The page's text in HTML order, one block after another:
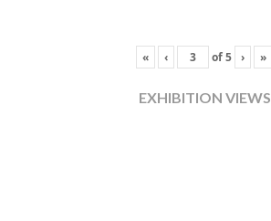
« ‹ of5 › »
EXHIBITION VIEWS